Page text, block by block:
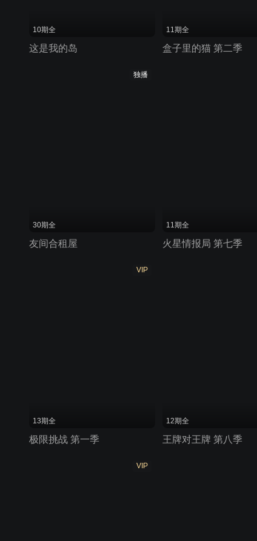
10期全
这是我的岛
11期全
盒子里的猫 第二季
独播
30期全
友间合租屋
11期全
火星情报局 第七季
VIP
13期全
极限挑战 第一季
12期全
王牌对王牌 第八季
VIP